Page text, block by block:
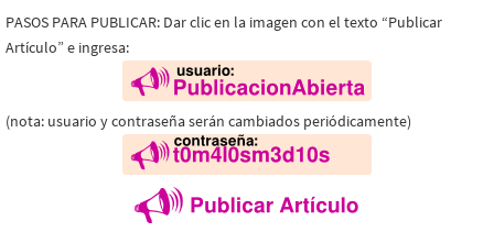
PASOS PARA PUBLICAR: Dar clic en la imagen con el texto “Publicar
Artículo” e ingresa:
(nota: usuario y contraseña serán cambiados periódicamente)